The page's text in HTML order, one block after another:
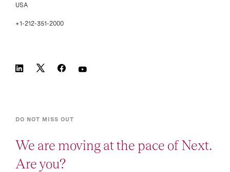
USA
+1-212-351-2000
DO NOT MISS OUT
We are moving at the pace of Next.
Are you?